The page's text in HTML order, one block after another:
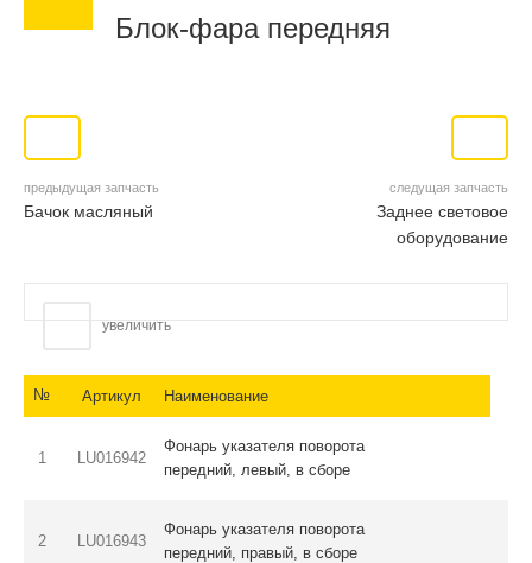
Блок-фара передняя
предыдущая запчасть
Бачок масляный
следущая запчасть
Заднее световое
оборудование
увеличить
№ Артикул Наименование
1 LU016942
Фонарь указателя поворота
передний, левый, в сборе
2 LU016943
Фонарь указателя поворота
передний, правый, в сборе